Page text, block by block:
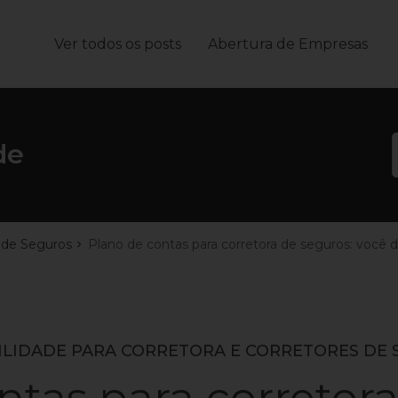
Ver todos os posts Abertura de Empresas
Seguros Plano de contas para corretora de seguros: você
PARA CORRETORA E CORRETORES DE